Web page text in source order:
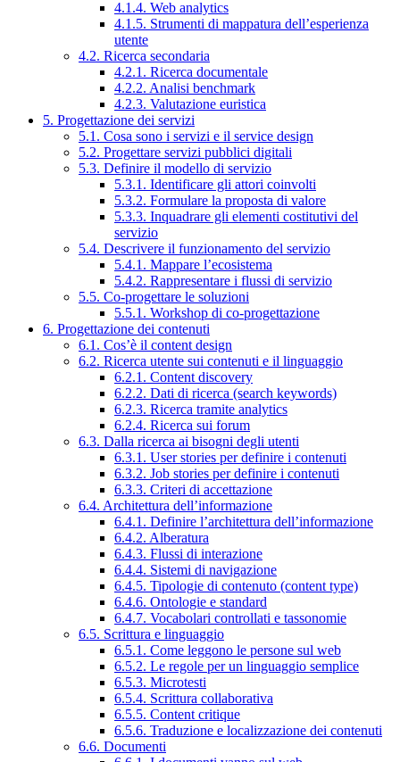
4.1.4. Web analytics
4.1.5. Strumenti di mappatura dell’esperienza
utente
4.2. Ricerca secondaria
4.2.1. Ricerca documentale
4.2.2. Analisi benchmark
4.2.3. Valutazione euristica
5. Progettazione dei servizi
5.1. Cosa sono i servizi e il service design
5.2. Progettare servizi pubblici digitali
5.3. Definire il modello di servizio
5.3.1. Identificare gli attori coinvolti
5.3.2. Formulare la proposta di valore
5.3.3. Inquadrare gli elementi costitutivi del
servizio
5.4. Descrivere il funzionamento del servizio
5.4.1. Mappare l’ecosistema
5.4.2. Rappresentare i flussi di servizio
5.5. Co-progettare le soluzioni
5.5.1. Workshop di co-progettazione
6. Progettazione dei contenuti
6.1. Cos’è il content design
6.2. Ricerca utente sui contenuti e il linguaggio
6.2.1. Content discovery
6.2.2. Dati di ricerca (search keywords)
6.2.3. Ricerca tramite analytics
6.2.4. Ricerca sui forum
6.3. Dalla ricerca ai bisogni degli utenti
6.3.1. User stories per definire i contenuti
6.3.2. Job stories per definire i contenuti
6.3.3. Criteri di accettazione
6.4. Architettura dell’informazione
6.4.1. Definire l’architettura dell’informazione
6.4.2. Alberatura
6.4.3. Flussi di interazione
6.4.4. Sistemi di navigazione
6.4.5. Tipologie di contenuto (content type)
6.4.6. Ontologie e standard
6.4.7. Vocabolari controllati e tassonomie
6.5. Scrittura e linguaggio
6.5.1. Come leggono le persone sul web
6.5.2. Le regole per un linguaggio semplice
6.5.3. Microtesti
6.5.4. Scrittura collaborativa
6.5.5. Content critique
6.5.6. Traduzione e localizzazione dei contenuti
6.6. Documenti